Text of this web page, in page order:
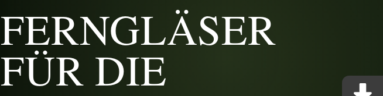
FERNGLÄSER
FÜR DIE